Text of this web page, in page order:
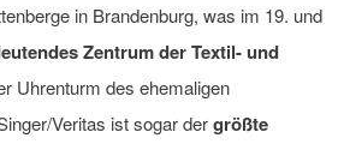
in Brandenburg, was im 19. und
Zentrum der Textil- und
Uhrenturm des ehemaligen
Veritas ist sogar dergrößte